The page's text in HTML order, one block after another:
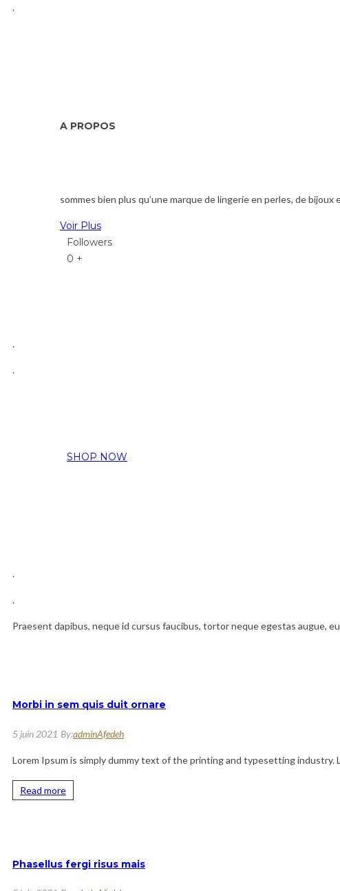
.
A PROPOS
sommes bien plus qu’une marque de lingerie en perles, de
Voir Plus
Followers
0 +
.
.
SHOP NOW
.
.
Praesent dapibus, neque id cursus faucibus, tortor neque egestas augue,
Morbi in sem quis duit ornare
5 juin 2021 By:adminAfedeh
Lorem Ipsum is simply dummy text of the printing and typesetting
Read more
Phasellus fergi risus mais